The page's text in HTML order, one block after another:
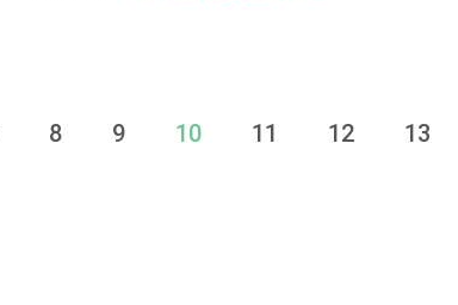
8 9 10 11 12 13